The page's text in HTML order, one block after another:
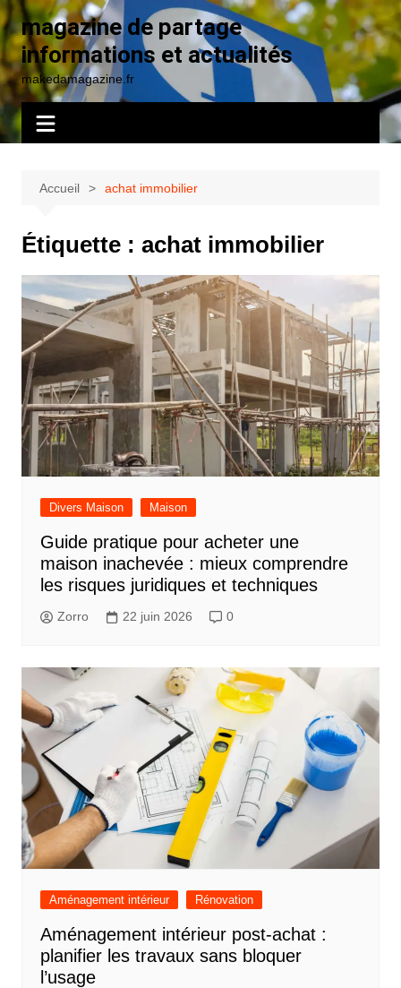
Aller
au
contenu
magazine de partage
informations et actualités
makedamagazine.fr
Accueil achat immobilier
Étiquette : achat immobilier
Divers Maison Maison
Guide pratique pour acheter une
maison inachevée : mieux comprendre
les risques juridiques et techniques
Zorro 22 juin 2026 0
Aménagement intérieur Rénovation
Aménagement intérieur post-achat :
planifier les travaux sans bloquer
l’usage